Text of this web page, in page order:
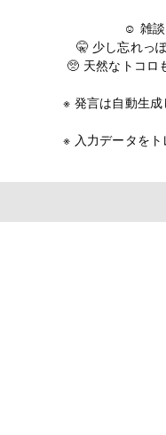
☺️ 雑談
🤫 少し忘れっ
🥺 天然なトコロ
※ 発言は自動生
※ 入力データを